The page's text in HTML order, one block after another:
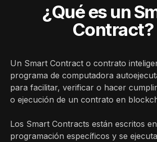
¿Qué es un
Contract?
Un Smart Contract o contrato
programa de computadora
para facilitar, verificar o hacer
o ejecución de un contrato en
Los Smart Contracts están escritos
programación específicos y se